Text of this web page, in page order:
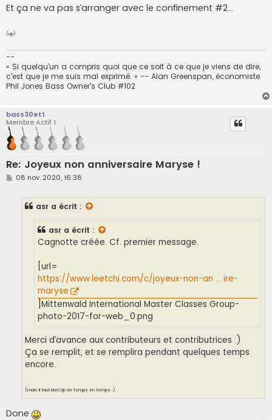
s
s
g
e
Et ça ne va pas s’arranger avec le confinement #2…
(up)
--
« Si quelqu'un a compris quoi que ce soit à ce que je viens de dire,
c'est que je me suis mal exprimé. » -- Alan Greenspan, économiste
Phil Jones Bass Owner's Club #102
bass30et1
Membre Actif 1
Re: Joyeux non anniversaire Maryse !
M
08 nov. 2020, 16:38
asr a écrit :
asr a écrit :
Cagnotte créée. Cf. premier message.
[url=
https://www.leetchi.com/c/joyeux-non-an ... ire-
maryse
]Mittenwald International Master Classes Group-
photo-2017-for-web_0.png
Merci d’avance aux contributeurs et contributrices :)
Ça se remplit, et se remplira pendant quelques temps
encore.
(mais il faut bien Up de temps en temps :)
Done